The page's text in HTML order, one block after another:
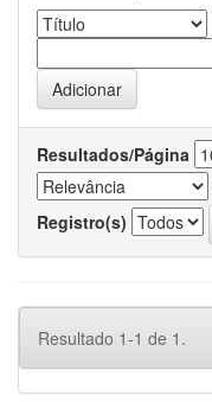
Resultados/Página
Registro(s)
Resultado 1-1 de 1.